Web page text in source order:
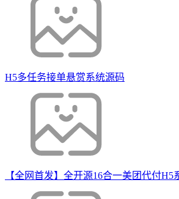
H5多任务接单悬赏系统源码
【全网首发】全开源16合一美团代付H5